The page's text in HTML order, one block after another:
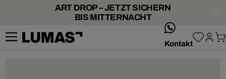
ART DROP – JETZT SICHERN
BIS MITTERNACHT
Kontakt